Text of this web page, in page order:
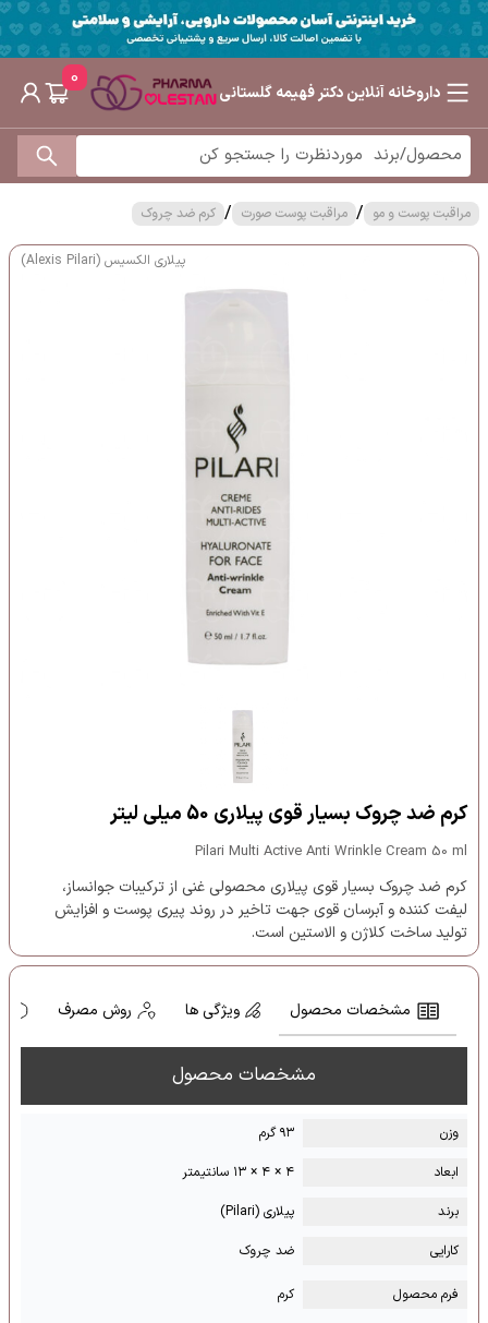
داروخانه آنلاین دکتر فهیمه گلستانی
0
مراقبت پوست و مو / مراقبت پوست صورت / کرم ضد چروک
پیلاری الکسیس (Alexis Pilari)
کرم ضد چروک بسیار قوی پیلاری 50 میلی لیتر
Pilari Multi Active Anti Wrinkle Cream 50 ml
کرم ضد چروک بسیار قوی پیلاری محصولی غنی از ترکیبات جوانساز،
لیفت کننده و آبرسان قوی جهت تاخیر در روند پیری پوست و افزایش
تولید ساخت کلاژن و الاستین است.
مشخصات محصول ویژگی ها روش مصرف
مشخصات محصول
وزن
۹۳ گرم
ابعاد
۴ × ۴ × ۱۳ سانتیمتر
برند
پیلاری (Pilari)
کارایی
ضد چروک
فرم محصول کرم